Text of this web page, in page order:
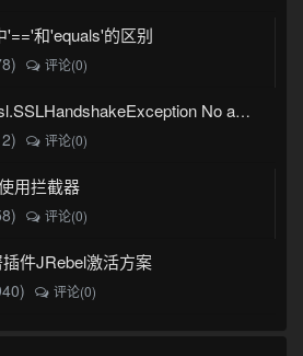
'=='和'equals'的区别
评论(0)
javax.net.ssl.SSLHandshakeException No appropriate protocol (protocol is disabled or cipher suites are inappropriate)错误
评论(0)
用拦截器
评论(0)
件JRebel激活方案
评论(0)